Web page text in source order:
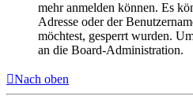
mehr anmelden können. Es
Adresse oder der
möchtest, gesperrt wurden.
an die Board-Administration.
Nach oben